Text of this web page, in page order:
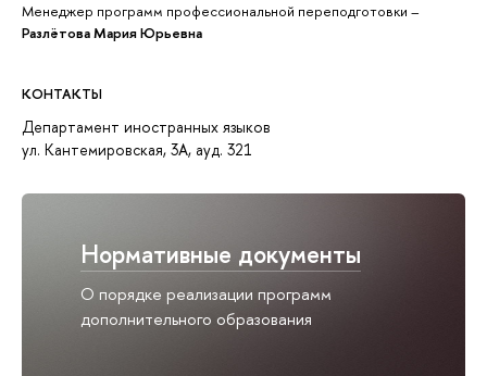
Менеджер программ профессиональной переподготовки –
Разлётова Мария Юрьевна
КОНТАКТЫ
Департамент иностранных языков
ул. Кантемировская, 3А, ауд. 321
Нормативные документы
О порядке реализации программ
дополнительного образования